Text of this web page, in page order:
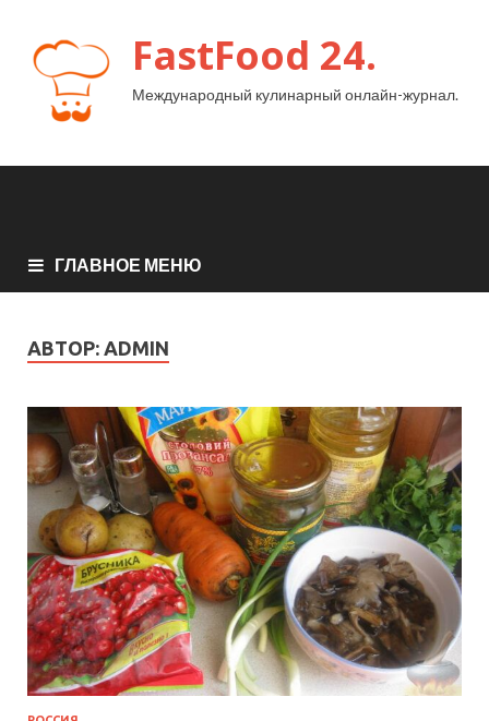
FastFood 24.
Международный кулинарный онлайн-журнал.
ГЛАВНОЕ МЕНЮ
АВТОР: ADMIN